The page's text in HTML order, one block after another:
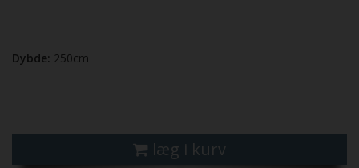
Dybde: 250cm
læg i kurv